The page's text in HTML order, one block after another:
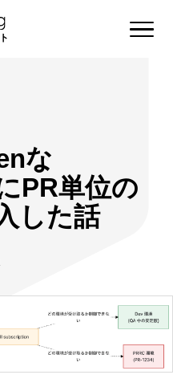
な
PR単位の
した話